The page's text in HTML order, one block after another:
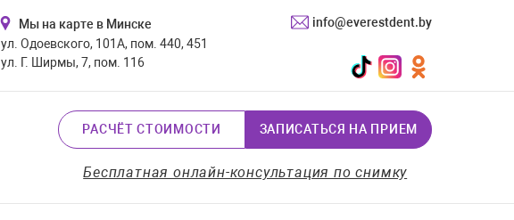
info@everestdent.by
Мы на карте в Минске
ул. Одоевского, 101А, пом. 440, 451
ул. Г. Ширмы, 7, пом. 116
TikTokInstagramОдноклассники
РАСЧЁТ СТОИМОСТИ ЗАПИСАТЬСЯ НА ПРИЕМ
Бесплатная онлайн-консультация по снимку